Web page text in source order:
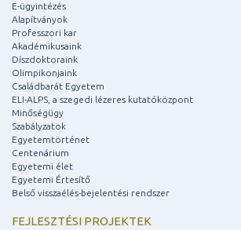
E-ügyintézés
Alapítványok
Professzori kar
Akadémikusaink
Díszdoktoraink
Olimpikonjaink
Családbarát Egyetem
ELI-ALPS, a szegedi lézeres kutatóközpont
Minőségügy
Szabályzatok
Egyetemtörténet
Centenárium
Egyetemi élet
Egyetemi Értesítő
Belső visszaélés-bejelentési rendszer
FEJLESZTÉSI PROJEKTEK